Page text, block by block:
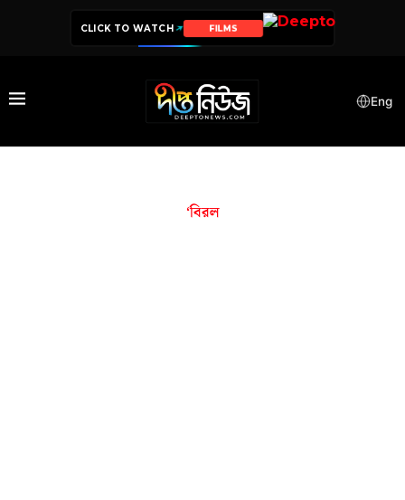
CLICK TO WATCH FILMS
Eng
‘বিরল